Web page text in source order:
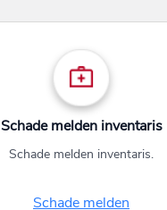
Schade melden inventaris
Schade melden inventaris.
Schade melden